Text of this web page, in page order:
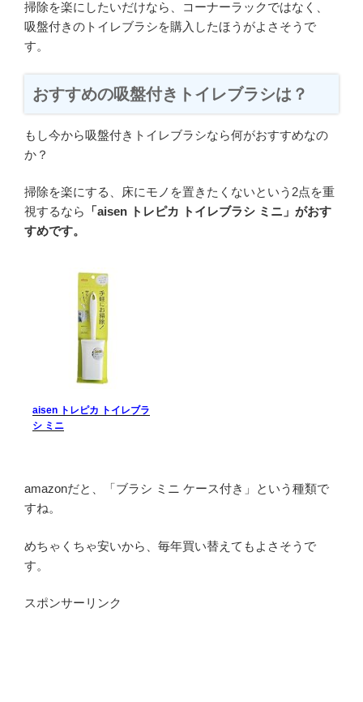
掃除を楽にしたいだけなら、コーナーラックではなく、
吸盤付きのトイレブラシを購入したほうがよさそうで
す。
おすすめの吸盤付きトイレブラシは？
もし今から吸盤付きトイレブラシなら何がおすすめなの
か？
掃除を楽にする、床にモノを置きたくないという2点を重
視するなら
「aisen トレピカ トイレブラシ ミニ」がおす
すめです。
aisen トレピカ トイレブラ
シ ミニ
amazonだと、「ブラシ ミニ ケース付き」という種類で
すね。
めちゃくちゃ安いから、毎年買い替えてもよさそうで
す。
スポンサーリンク